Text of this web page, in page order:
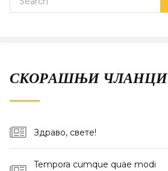
СКОРАШЊИ ЧЛАНЦИ
Здраво, свете!
Tempora cumque quae modi